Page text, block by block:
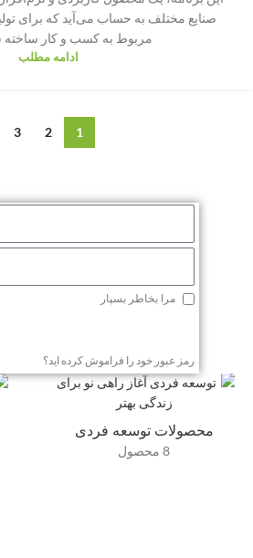
صنایع مختلف به حساب می‌آید که برای
مربوط به کسب و کار
ادامه مطلب
1
2
3
مرا بخاطر بسپار
رمز عبور خود را فراموش کرده اید؟
محصولات توسعه فردی
8 محصول